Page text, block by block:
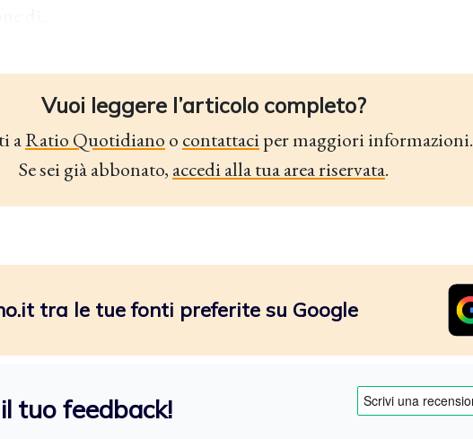
Vuoi leggere l’articolo completo?
aRatio Quotidiano o contattaciper maggiori informazioni.
Se sei già abbonato, accedi alla tua area riservata.
tra le tue fonti preferite su Google
tuo feedback!